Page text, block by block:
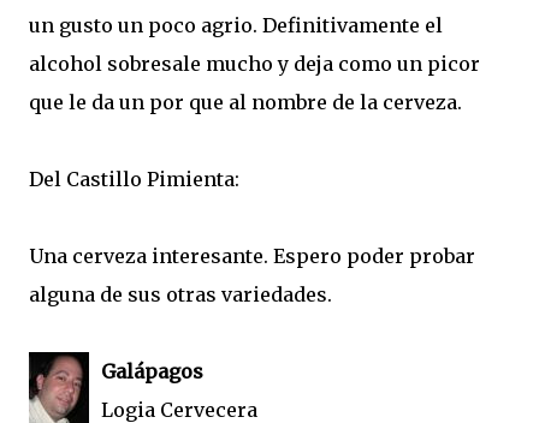
un gusto un poco agrio. Definitivamente el
alcohol sobresale mucho y deja como un picor
que le da un por que al nombre de la cerveza.
Del Castillo Pimienta:
Una cerveza interesante. Espero poder probar
alguna de sus otras variedades.
Galápagos
Logia Cervecera